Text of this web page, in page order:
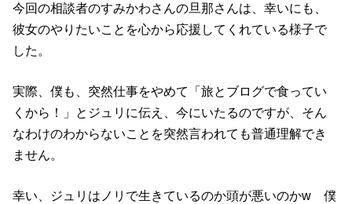
今回の相談者のすみかわさんの旦那さんは、幸いにも、
彼女のやりたいことを心から応援してくれている様子で
した。
実際、僕も、突然仕事をやめて「旅とブログで食ってい
くから！」とジュリに伝え、今にいたるのですが、そん
なわけのわからないことを突然言われても普通理解でき
ません。
幸い、ジュリはノリで生きているのか頭が悪いのかw 僕